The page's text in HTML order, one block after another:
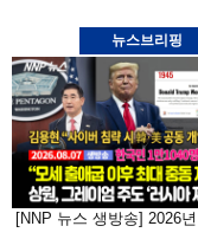
뉴스브리핑
[NNP 뉴스 생방송] 2026